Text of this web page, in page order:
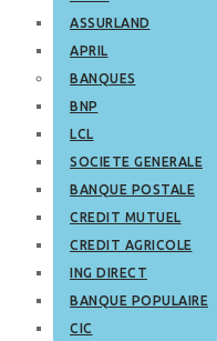
ASSURLAND
APRIL
BANQUES
BNP
LCL
SOCIETE GENERALE
BANQUE POSTALE
CREDIT MUTUEL
CREDIT AGRICOLE
ING DIRECT
BANQUE POPULAIRE
CIC